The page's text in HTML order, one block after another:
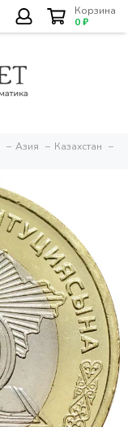
Корзина
0 ₽
Азия Казахстан